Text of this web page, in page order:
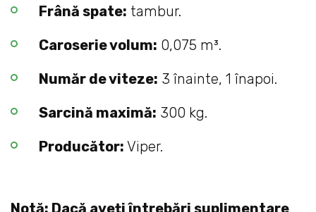
Frână spate: tambur.
Caroserie volum: 0,075 m³.
Număr de viteze: 3 înainte, 1 înapoi.
Sarcină maximă: 300 kg.
Producător: Viper.